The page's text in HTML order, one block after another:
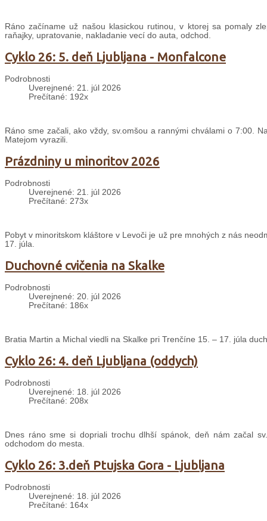
Ráno začíname už našou klasickou rutinou, v ktorej sa pomaly
raňajky, upratovanie, nakladanie vecí do auta, odchod.
Cyklo 26: 5. deň Ljubljana - Monfalcone
Podrobnosti
Uverejnené: 21. júl 2026
Prečítané: 192x
Ráno sme začali, ako vždy, sv.omšou a rannými chválami o 7:00.
Matejom vyrazili.
Prázdniny u minoritov 2026
Podrobnosti
Uverejnené: 21. júl 2026
Prečítané: 273x
Pobyt v minoritskom kláštore v Levoči je už pre mnohých z nás
17. júla.
Duchovné cvičenia na Skalke
Podrobnosti
Uverejnené: 20. júl 2026
Prečítané: 186x
Bratia Martin a Michal viedli na Skalke pri Trenčíne 15. – 17. júla
Cyklo 26: 4. deň Ljubljana (oddych)
Podrobnosti
Uverejnené: 18. júl 2026
Prečítané: 208x
Dnes ráno sme si dopriali trochu dlhší spánok, deň nám začal
odchodom do mesta.
Cyklo 26: 3.deň Ptujska Gora - Ljubljana
Podrobnosti
Uverejnené: 18. júl 2026
Prečítané: 164x